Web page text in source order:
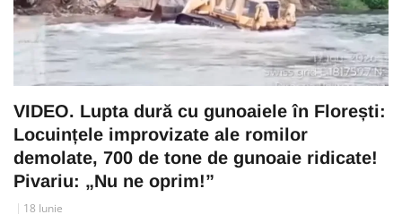
VIDEO. Lupta dură cu gunoaiele în Florești:
Locuințele improvizate ale romilor
demolate, 700 de tone de gunoaie ridicate!
Pivariu: „Nu ne oprim!”
18 Iunie